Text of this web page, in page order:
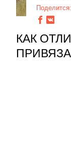
Поделится:
КАК